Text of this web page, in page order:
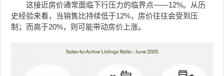
这接近房价通常面临下行压力的临界点——12%。从历
史经验来看，当销售比持续低于12%，房价往往会受到压
制；而高于20%，则可能带动房价上涨。